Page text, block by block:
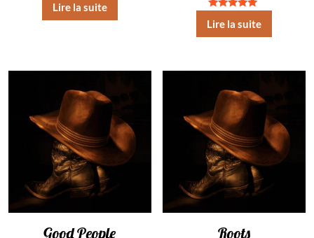
Lire la suite
5.00
Lire la suite
Good People Roots